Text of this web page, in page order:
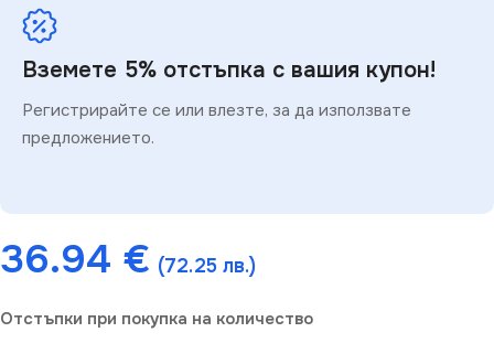
Вземете 5% отстъпка с вашия купон!
Регистрирайте се или влезте, за да използвате
предложението.
36.94 € (72.25 лв.)
Отстъпки при покупка на количество